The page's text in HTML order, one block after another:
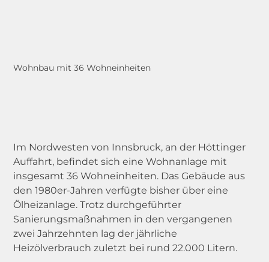
Stories & Events
Über uns
Nachhaltigkeit
Jobs
Anfrage
Wohnbau mit 36 Wohneinheiten
Im Nordwesten von Innsbruck, an der Höttinger
Auffahrt, befindet sich eine Wohnanlage mit
insgesamt 36 Wohneinheiten. Das Gebäude aus
den 1980er-Jahren verfügte bisher über eine
Ölheizanlage. Trotz durchgeführter
Sanierungsmaßnahmen in den vergangenen
zwei Jahrzehnten lag der jährliche
Heizölverbrauch zuletzt bei rund 22.000 Litern.